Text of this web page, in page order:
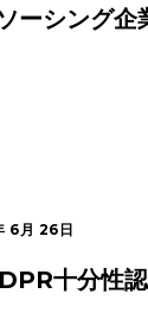
ーシング企
6月 26日
十分性